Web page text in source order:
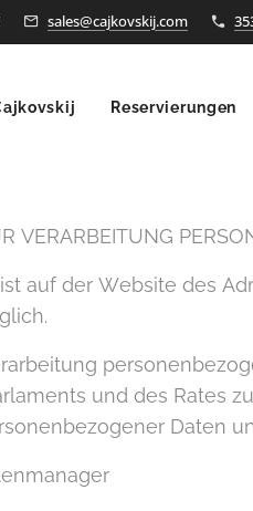
sales@cajkovskij.com
Reservierungen
VERARBEITUNG
auf der Website des
und des Rates
Daten